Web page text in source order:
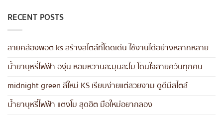
RECENT POSTS
สายคล้องพอต ks สร้างสไตล์ที่โดดเด่น ใช้งานได้อย่างหลากหลาย
น้ำยาบุหรี่ไฟฟ้า องุ่น หอมหวานละมุนละไม โดนใจสายควันทุกคน
midnight green สีใหม่ KS เรียบง่ายแต่สวยงาม ดูดีมีสไตล์
น้ำยาบุหรี่ไฟฟ้า แตงโม สุดฮิต มือใหม่อยากลอง